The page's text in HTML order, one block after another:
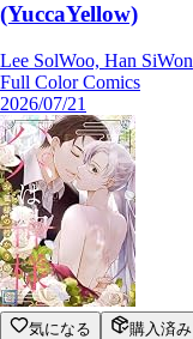
(YuccaYellow)
Lee SolWoo, Han SiWon
Full Color Comics
2026/07/21
気になる 購入済み